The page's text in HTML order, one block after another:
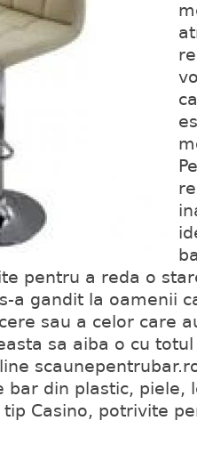
pentru a reda o
a gandit la oamenii
sau a celor care
sa aiba o cu
bar din plastic, piele,
Casino, potrivite